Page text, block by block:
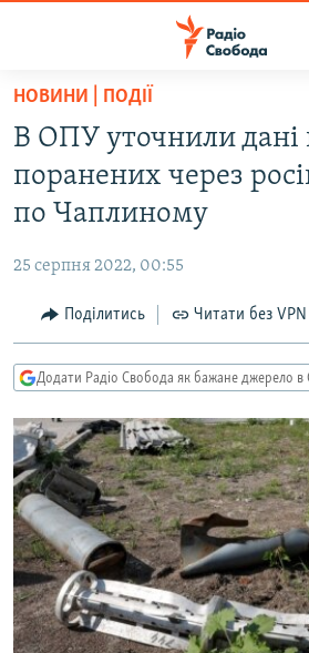
Перейти
основного
матеріалу
Перейти
до
основної
навігації
Перейти
до
пошуку
ВСЕ ЗА ДОБУ
СТАТТІ
ЕКОНОМІКА
СУСПІЛЬСТВО
УКРАЇНА
СВІТ
РОСІЙСЬКА «ФІЛЬТРАЦІЯ»
ДОНБАС.РЕАЛІЇ
ТИ ЯК?
СХЕМИ
КИТАЙ.ВИКЛИКИ
МУЛЬТИМЕДІА
ФОТО
СПЕЦПРОЄКТИ
ПОДКАСТИ
НОВИНИ | ПОДІЇ
В ОПУ уточнили дані
поранених через
по Чаплиному
25 серпня 2022, 00:55
Поділитись Читати без VPN
Додати Радіо Свобода як бажане джерело в